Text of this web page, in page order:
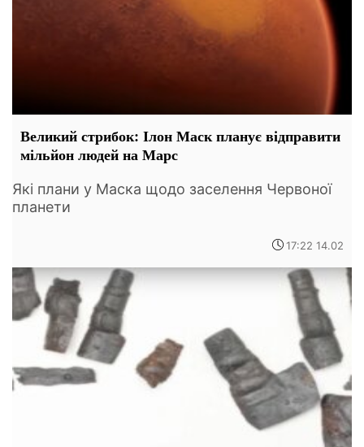
Великий стрибок: Ілон Маск планує відправити
мільйон людей на Марс
Які плани у Маска щодо заселення Червоної
планети
17:22 14.02